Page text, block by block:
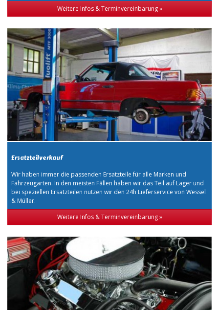
Weitere Infos & Terminvereinbarung »
Ersatzteilverkauf
Wir haben immer die passenden Ersatzteile für alle Marken und
Fahrzeugarten. In den meisten Fällen haben wir das Teil auf Lager und
bei speziellen Ersatzteilen nutzen wir den 24h Lieferservice von Wessel
& Müller.
Weitere Infos & Terminvereinbarung »